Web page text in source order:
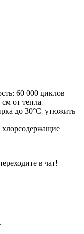
60 000 циклов
от тепла;
до 30°C; утюжить
хлорсодержащие
в чат!